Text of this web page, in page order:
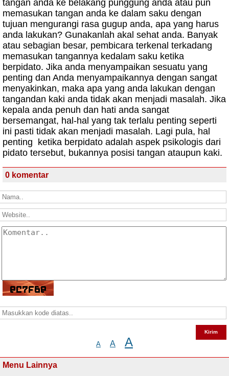
tangan anda ke belakang punggung anda atau pun
memasukan tangan anda ke dalam saku dengan
tujuan mengurangi rasa gugup anda, apa yang harus
anda lakukan? Gunakanlah akal sehat anda. Banyak
atau sebagian besar, pembicara terkenal terkadang
memasukan tangannya kedalam saku ketika
berpidato. Jika anda menyampaikan sesuatu yang
penting dan Anda menyampaikannya dengan sangat
menyakinkan, maka apa yang anda lakukan dengan
tangandan kaki anda tidak akan menjadi masalah. Jika
kepala anda penuh dan hati anda sangat
bersemangat, hal-hal yang tak terlalu penting seperti
ini pasti tidak akan menjadi masalah. Lagi pula, hal
penting
ketika berpidato adalah aspek psikologis dari
pidato tersebut, bukannya posisi tangan ataupun kaki.
0 komentar
A A A
Menu Lainnya